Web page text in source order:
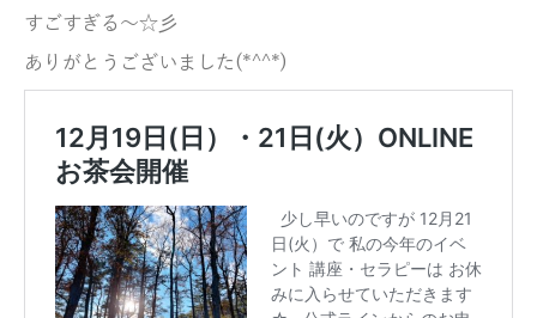
すごすぎる～☆彡
ありがとうございました(*^^*)